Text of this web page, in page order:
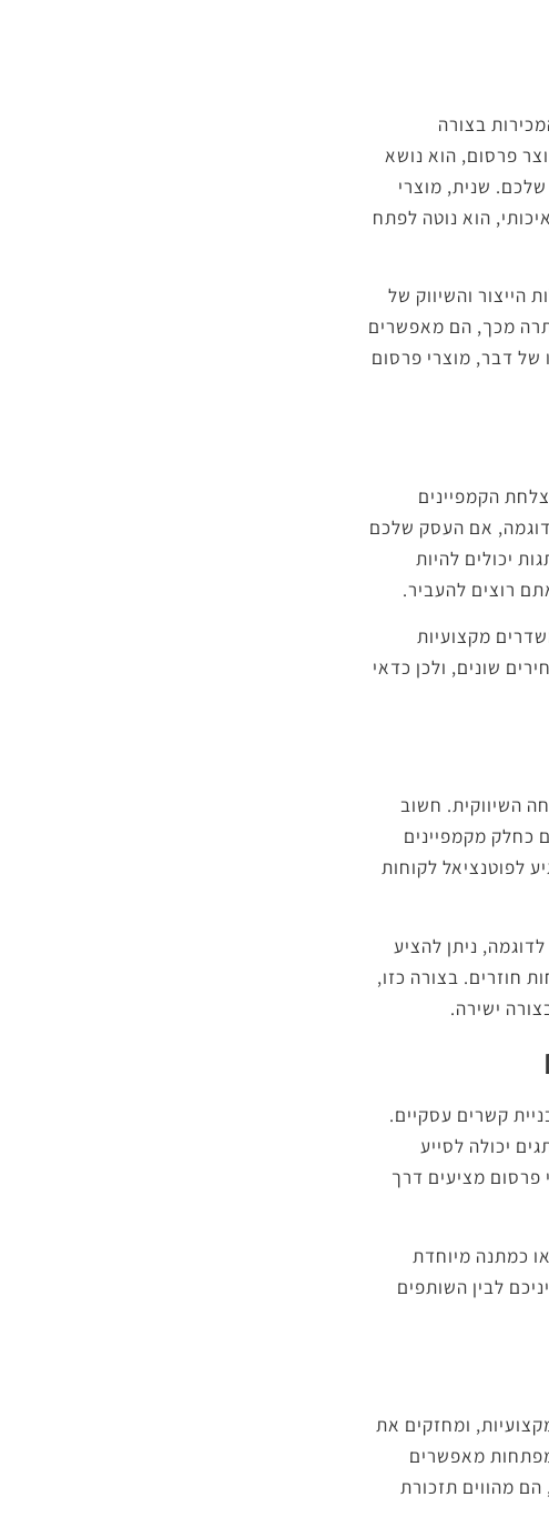
בצורה
פרסום, הוא נושא
שנית, מוצרי
הוא נוטה לפתח
הייצור והשיווק של
יתרה מכך, הם מאפשרים
של דבר, מוצרי פרסום
הקמפיינים
אם העסק שלכם
יכולים להיות
רוצים להעביר.
מקצועיות
שונים, ולכן כדאי
השיווקית. חשוב
כחלק מקמפיינים
לפוטנציאל לקוחות
ניתן להציע
חוזרים. בצורה כזו,
ישירה.
קשרים עסקיים.
יכולה לסייע
פרסום מציעים דרך
כמתנה מיוחדת
לבין השותפים
ומחזקים את
מפתחות מאפשרים
מהווים תזכורת